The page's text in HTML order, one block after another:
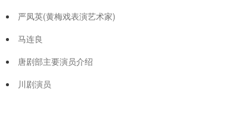
严凤英(黄梅戏表演艺术家)
马连良
唐剧部主要演员介绍
川剧演员